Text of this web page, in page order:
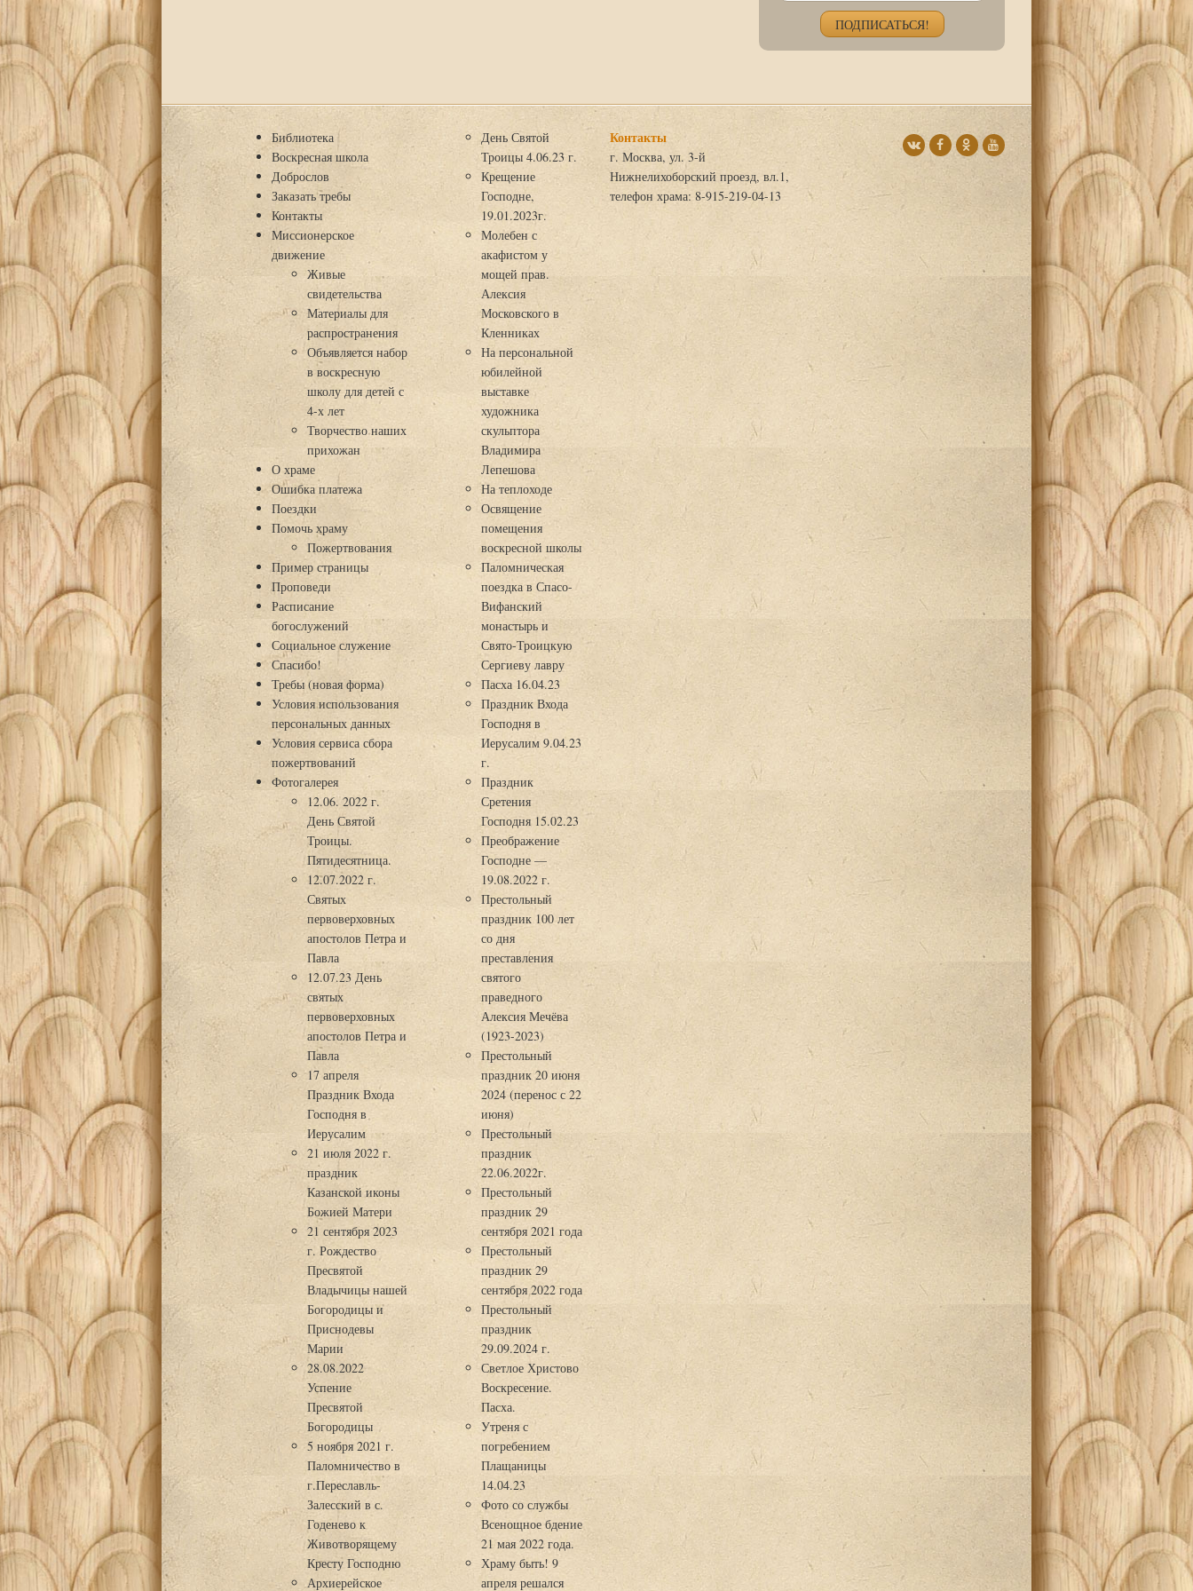
Библиотека
Воскресная школа
Доброслов
Заказать требы
Контакты
Миссионерское
движение
Живые
свидетельства
Материалы для
распространения
Объявляется набор
в воскресную
школу для детей с
4-х лет
Творчество наших
прихожан
О храме
Ошибка платежа
Поездки
Помочь храму
Пожертвования
Пример страницы
Проповеди
Расписание
богослужений
Социальное служение
Спасибо!
Требы (новая форма)
Условия использования
персональных данных
Условия сервиса сбора
пожертвований
Фотогалерея
12.06. 2022 г.
День Святой
Троицы.
Пятидесятница.
12.07.2022 г.
Святых
первоверховных
апостолов Петра и
Павла
12.07.23 День
святых
первоверховных
апостолов Петра и
Павла
17 апреля
Праздник Входа
Господня в
Иерусалим
21 июля 2022 г.
праздник
Казанской иконы
Божией Матери
21 сентября 2023
г. Рождество
Пресвятой
Владычицы нашей
Богородицы и
Приснодевы
Марии
28.08.2022
Успение
Пресвятой
Богородицы
5 ноября 2021 г.
Паломничество в
г.Переславль-
Залесский в с.
Годенево к
Животворящему
Кресту Господню
Архиерейское
День Святой
Троицы 4.06.23 г.
Крещение
Господне,
19.01.2023г.
Молебен с
акафистом у
мощей прав.
Алексия
Московского в
Кленниках
На персональной
юбилейной
выставке
художника
скульптора
Владимира
Лепешова
На теплоходе
Освящение
помещения
воскресной школы
Паломническая
поездка в Спасо-
Вифанский
монастырь и
Свято-Троицкую
Сергиеву лавру
Пасха 16.04.23
Праздник Входа
Господня в
Иерусалим 9.04.23
г.
Праздник
Сретения
Господня 15.02.23
Преображение
Господне —
19.08.2022 г.
Престольный
праздник 100 лет
со дня
преставления
святого
праведного
Алексия Мечёва
(1923-2023)
Престольный
праздник 20 июня
2024 (перенос с 22
июня)
Престольный
праздник
22.06.2022г.
Престольный
праздник 29
сентября 2021 года
Престольный
праздник 29
сентября 2022 года
Престольный
праздник
29.09.2024 г.
Светлое Христово
Воскресение.
Пасха.
Утреня с
погребением
Плащаницы
14.04.23
Фото со службы
Всенощное бдение
21 мая 2022 года.
Храму быть! 9
апреля решался
Контакты
г. Москва, ул. 3-й
Нижнелихоборский проезд, вл.1,
телефон храма: 8-915-219-04-13